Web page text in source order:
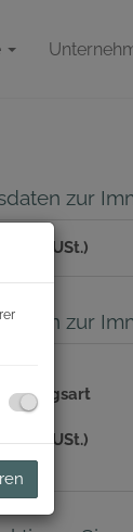
zur
(exkl. USt.)
zur
USt.)